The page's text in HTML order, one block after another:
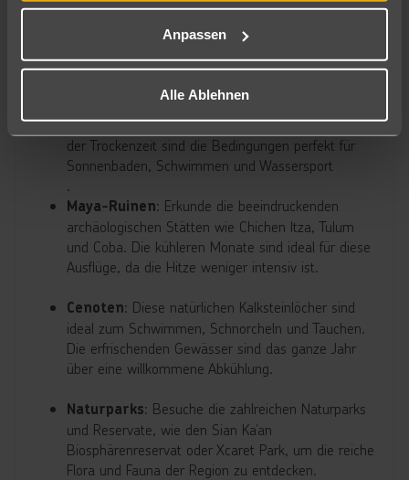
Anpassen
Alle Ablehnen
Aktivitäten und Sehenswürdigkeiten, die das ganze Jahr
über faszinierend sind:
: Genieß die traumhaften Strände von
Cancun, Playa del Carmen und Tulum. Besonders in
der Trockenzeit sind die Bedingungen perfekt für
Sonnenbaden, Schwimmen und Wassersport
.
Maya-Ruinen: Erkunde die beeindruckenden
archäologischen Stätten wie Chichen Itza, Tulum
und Coba. Die kühleren Monate sind ideal für diese
Ausflüge, da die Hitze weniger intensiv ist.
Cenoten: Diese natürlichen Kalksteinlöcher sind
ideal zum Schwimmen, Schnorcheln und Tauchen.
Die erfrischenden Gewässer sind das ganze Jahr
über eine willkommene Abkühlung.
Naturparks: Besuche die zahlreichen Naturparks
und Reservate, wie den Sian Ka’an
Biosphärenreservat oder Xcaret Park, um die reiche
Flora und Fauna der Region zu entdecken.